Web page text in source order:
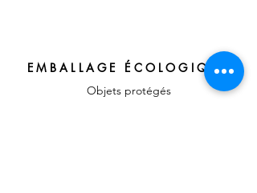
EMBALLAGE ÉCOLOGIQUE
Objets protégés